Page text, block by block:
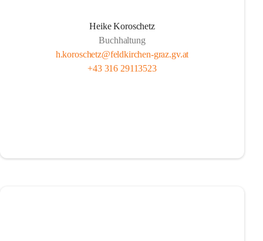
Heike Koroschetz
Buchhaltung
h.koroschetz@feldkirchen-graz.gv.at
+43 316 29113523